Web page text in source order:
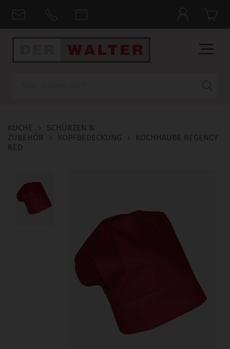
KÜCHE ›
SCHÜRZEN &
ZUBEHÖR
› KOPFBEDECKUNG ›
KOCHHAUBE REGENCY
RED